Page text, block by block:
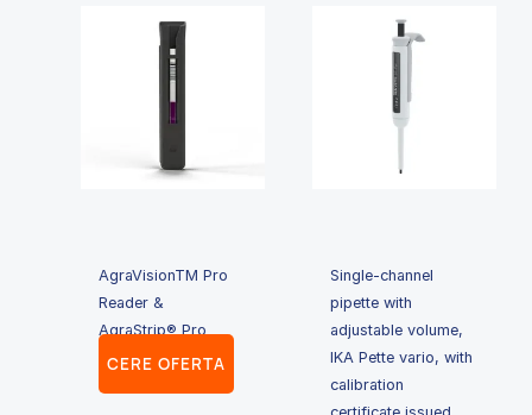
AgraVisionTM Pro
Reader &
AgraStrip® Pro
CERE OFERTA
Single-channel
pipette with
adjustable volume,
IKA Pette vario, with
calibration